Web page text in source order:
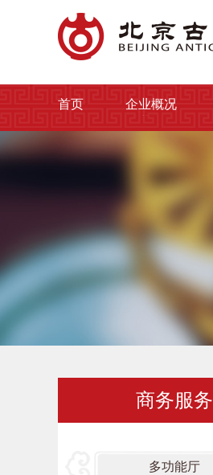
首页
企业概况
商务服务
多功能厅